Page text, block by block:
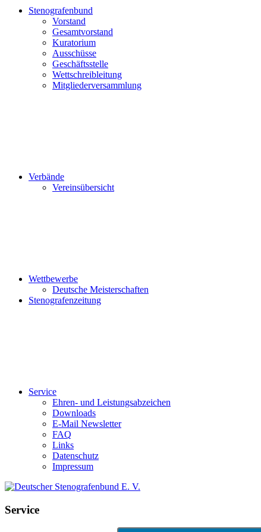
Stenografenbund
Vorstand
Gesamtvorstand
Kuratorium
Ausschüsse
Geschäftsstelle
Wettschreibleitung
Mitgliederversammlung
Verbände
Vereinsübersicht
Wettbewerbe
Deutsche Meisterschaften
Stenografenzeitung
Service
Ehren- und Leistungsabzeichen
Downloads
E-Mail Newsletter
FAQ
Links
Datenschutz
Impressum
Service